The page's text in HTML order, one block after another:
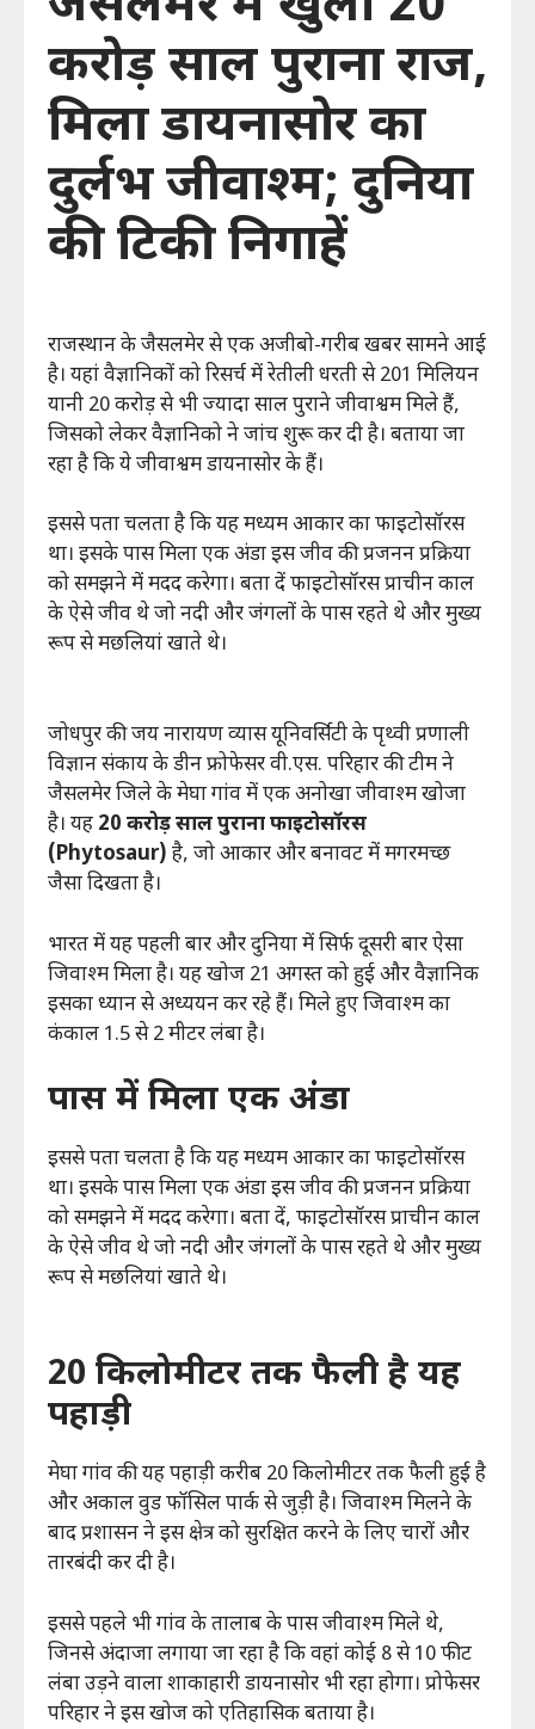
रेलवे, मेट्रो और एयरपोर्ट पर बढ़ीं सुविधाएं, समावेशी भारत की ओर
बड़ा कदमकरोड़ साल पुराना राज,
मिला डायनासोर का
दुर्लभ जीवाश्म; दुनिया
की टिकी निगाहें
राजस्थान के जैसलमेर से एक अजीबो-गरीब खबर सामने आई
है। यहां वैज्ञानिकों को रिसर्च में रेतीली धरती से 201 मिलियन
यानी 20 करोड़ से भी ज्यादा साल पुराने जीवाश्वम मिले हैं,
जिसको लेकर वैज्ञानिको ने जांच शुरू कर दी है। बताया जा
रहा है कि ये जीवाश्वम डायनासोर के हैं।
इससे पता चलता है कि यह मध्यम आकार का फाइटोसॉरस
था। इसके पास मिला एक अंडा इस जीव की प्रजनन प्रक्रिया
को समझने में मदद करेगा। बता दें फाइटोसॉरस प्राचीन काल
के ऐसे जीव थे जो नदी और जंगलों के पास रहते थे और मुख्य
रूप से मछलियां खाते थे।
जोधपुर की जय नारायण व्यास यूनिवर्सिटी के पृथ्वी प्रणाली
विज्ञान संकाय के डीन फ्रोफेसर वी.एस. परिहार की टीम ने
जैसलमेर जिले के मेघा गांव में एक अनोखा जीवाश्म खोजा
है। यह 20 करोड़ साल पुराना फाइटोसॉरस
(Phytosaur) है, जो आकार और बनावट में मगरमच्छ
जैसा दिखता है।
भारत में यह पहली बार और दुनिया में सिर्फ दूसरी बार ऐसा
जिवाश्म मिला है। यह खोज 21 अगस्त को हुई और वैज्ञानिक
इसका ध्यान से अध्ययन कर रहे हैं। मिले हुए जिवाश्म का
कंकाल 1.5 से 2 मीटर लंबा है।
पास में मिला एक अंडा
इससे पता चलता है कि यह मध्यम आकार का फाइटोसॉरस
था। इसके पास मिला एक अंडा इस जीव की प्रजनन प्रक्रिया
को समझने में मदद करेगा। बता दें, फाइटोसॉरस प्राचीन काल
के ऐसे जीव थे जो नदी और जंगलों के पास रहते थे और मुख्य
रूप से मछलियां खाते थे।
20 किलोमीटर तक फैली है यह
पहाड़ी
मेघा गांव की यह पहाड़ी करीब 20 किलोमीटर तक फैली हुई है
और अकाल वुड फॉसिल पार्क से जुड़ी है। जिवाश्म मिलने के
बाद प्रशासन ने इस क्षेत्र को सुरक्षित करने के लिए चारों और
तारबंदी कर दी है।
इससे पहले भी गांव के तालाब के पास जीवाश्म मिले थे,
जिनसे अंदाजा लगाया जा रहा है कि वहां कोई 8 से 10 फीट
लंबा उड़ने वाला शाकाहारी डायनासोर भी रहा होगा। प्रोफेसर
परिहार ने इस खोज को एतिहासिक बताया है।